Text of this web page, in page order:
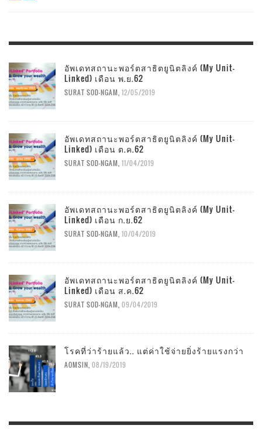
อัพเดทสถานะพอร์ตสาธิตยูนิตลิงค์ (My Unit-
Linked) เดือน พ.ย.62
SURAT SOD-NGAM 12/05/2019
อัพเดทสถานะพอร์ตสาธิตยูนิตลิงค์ (My Unit-
Linked) เดือน ต.ค.62
SURAT SOD-NGAM 11/04/2019
อัพเดทสถานะพอร์ตสาธิตยูนิตลิงค์ (My Unit-
Linked) เดือน ก.ย.62
SURAT SOD-NGAM 10/04/2019
อัพเดทสถานะพอร์ตสาธิตยูนิตลิงค์ (My Unit-
Linked) เดือน ส.ค.62
SURAT SOD-NGAM 09/04/2019
โรคที่ว่าร้ายแล้ว.. แต่ค่าใช้จ่ายยิ่งร้ายแรงกว่า
AOMSIN 08/19/2019